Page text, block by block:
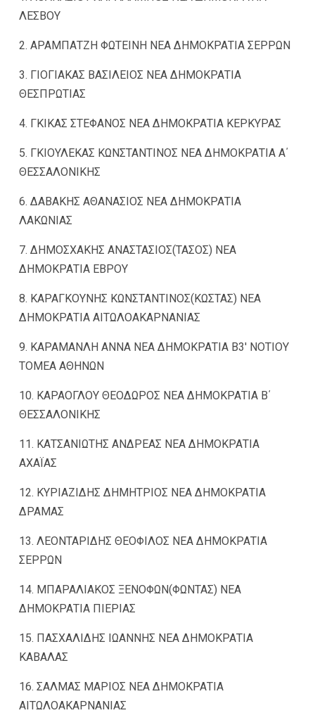
ΛΕΣΒΟΥ
2. ΑΡΑΜΠΑΤΖΗ ΦΩΤΕΙΝΗ ΝΕΑ ΔΗΜΟΚΡΑΤΙΑ ΣΕΡΡΩΝ
3. ΓΙΟΓΙΑΚΑΣ ΒΑΣΙΛΕΙΟΣ ΝΕΑ ΔΗΜΟΚΡΑΤΙΑ
ΘΕΣΠΡΩΤΙΑΣ
4. ΓΚΙΚΑΣ ΣΤΕΦΑΝΟΣ ΝΕΑ ΔΗΜΟΚΡΑΤΙΑ ΚΕΡΚΥΡΑΣ
5. ΓΚΙΟΥΛΕΚΑΣ ΚΩΝΣΤΑΝΤΙΝΟΣ ΝΕΑ ΔΗΜΟΚΡΑΤΙΑ Α΄
ΘΕΣΣΑΛΟΝΙΚΗΣ
6. ΔΑΒΑΚΗΣ ΑΘΑΝΑΣΙΟΣ ΝΕΑ ΔΗΜΟΚΡΑΤΙΑ
ΛΑΚΩΝΙΑΣ
7. ΔΗΜΟΣΧΑΚΗΣ ΑΝΑΣΤΑΣΙΟΣ(ΤΑΣΟΣ) ΝΕΑ
ΔΗΜΟΚΡΑΤΙΑ ΕΒΡΟΥ
8. ΚΑΡΑΓΚΟΥΝΗΣ ΚΩΝΣΤΑΝΤΙΝΟΣ(ΚΩΣΤΑΣ) ΝΕΑ
ΔΗΜΟΚΡΑΤΙΑ ΑΙΤΩΛΟΑΚΑΡΝΑΝΙΑΣ
9. ΚΑΡΑΜΑΝΛΗ ΑΝΝΑ ΝΕΑ ΔΗΜΟΚΡΑΤΙΑ Β3′ ΝΟΤΙΟΥ
ΤΟΜΕΑ ΑΘΗΝΩΝ
10. ΚΑΡΑΟΓΛΟΥ ΘΕΟΔΩΡΟΣ ΝΕΑ ΔΗΜΟΚΡΑΤΙΑ Β΄
ΘΕΣΣΑΛΟΝΙΚΗΣ
11. ΚΑΤΣΑΝΙΩΤΗΣ ΑΝΔΡΕΑΣ ΝΕΑ ΔΗΜΟΚΡΑΤΙΑ
ΑΧΑΪΑΣ
12. ΚΥΡΙΑΖΙΔΗΣ ΔΗΜΗΤΡΙΟΣ ΝΕΑ ΔΗΜΟΚΡΑΤΙΑ
ΔΡΑΜΑΣ
13. ΛΕΟΝΤΑΡΙΔΗΣ ΘΕΟΦΙΛΟΣ ΝΕΑ ΔΗΜΟΚΡΑΤΙΑ
ΣΕΡΡΩΝ
14. ΜΠΑΡΑΛΙΑΚΟΣ ΞΕΝΟΦΩΝ(ΦΩΝΤΑΣ) ΝΕΑ
ΔΗΜΟΚΡΑΤΙΑ ΠΙΕΡΙΑΣ
15. ΠΑΣΧΑΛΙΔΗΣ ΙΩΑΝΝΗΣ ΝΕΑ ΔΗΜΟΚΡΑΤΙΑ
ΚΑΒΑΛΑΣ
16. ΣΑΛΜΑΣ ΜΑΡΙΟΣ ΝΕΑ ΔΗΜΟΚΡΑΤΙΑ
ΑΙΤΩΛΟΑΚΑΡΝΑΝΙΑΣ